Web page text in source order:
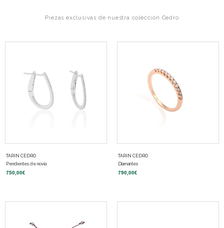
Piezas exclusivas de nuestra colección Cedro
TARIN CEDRO
Pendientes de novia
750,00€
TARIN CEDRO
Diamantes
790,00€